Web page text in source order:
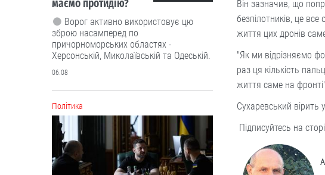
Він зазначив, що
безпілотників, це
життя цих дронів
"Як ми відрізняємо
раз ця кількість
життя саме на
Сухаревський
Підписуйтесь на
Чергові ротації у владі: чого чекати
від нового керівника зовнішньої
розвідки та секретаря РНБО
Експерти кажуть, що Зеленський
призначив не тих, хто має професійні
навички для відповідних посад, а тих,
хто лояльний до влади.